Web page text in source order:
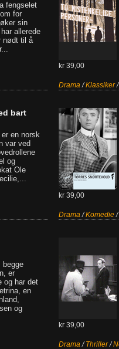
fengselet
for
sin
allerede
nødt til å
kr 39,00
Drama/Klassiker
bart
en norsk
var ved
og
Ole
kr 39,00
Drama/Komedie/
begge
er
og har det
en
og
kr 39,00
Drama/Thriller/